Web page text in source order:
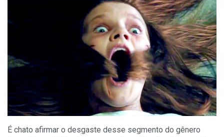
É chato afirmar o desgaste desse segmento do gênero